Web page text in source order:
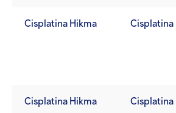
Cisplatina Hikma Cisplatina
Cisplatina Hikma Cisplatina